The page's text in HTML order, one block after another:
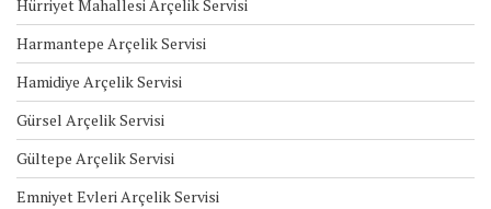
Hürriyet Mahallesi Arçelik Servisi
Harmantepe Arçelik Servisi
Hamidiye Arçelik Servisi
Gürsel Arçelik Servisi
Gültepe Arçelik Servisi
Emniyet Evleri Arçelik Servisi